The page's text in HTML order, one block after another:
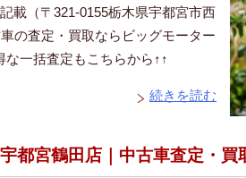
載（〒321-0155栃木県宇都宮市西
の査定・買取ならビッグモーター
一括査定もこちらから↑↑
続きを読む
都宮鶴田店｜中古車査定・買